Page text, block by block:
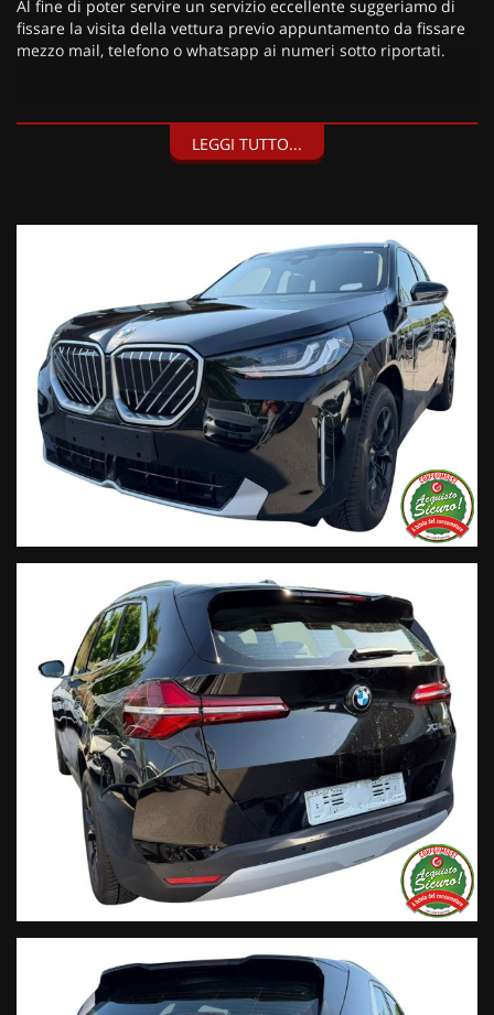
Al fine di poter servire un servizio eccellente suggeriamo di
fissare la visita della vettura previo appuntamento da fissare
mezzo mail, telefono o whatsapp ai numeri sotto riportati.
• Consegna a domicilio;
individuali/società);
• Polizze Kasko fino a 60 mesi di durata con estensione “valore
• Garanzia legale di Conformità prevista obbligatoriamente
dal Codice del Consumo;
• Garanzia estendibile fino a 60 mesi.
Segui Automobili Vendraminie leggi le recensioni che
descrivono l’esperienza dei nostri clienti:
• Sul nostro sito ufficiale www.automobilivendramini.it dove
potrai trovare l’intero parco auto aggiornato, maggiori foto e
info per ogni singola vettura, i nostri servizi e la nostra storia.
• Sulla nostra pagina Facebook
• Sulla nostra pagina Instagram
Live Chat Whatsapp:
+ 39 347 2621925 Orari D
al lunedì al venerdi 08:3012:00 –
14:30/19:30 Sabato 8:30 12:30 14.30 18.30
Trasparenza:
• Si precisa che le informazioni contenute negli annunci
online e nel proprio sito web sono state compilate con cura
affinché siano il più complete e precise; tuttavia possono
contenere errori e omissioni. Si declina ogni responsabilità
per eventuali involontarie incongruenze che non
rappresentano un impegno contrattuale.
LEGGI TUTTO...